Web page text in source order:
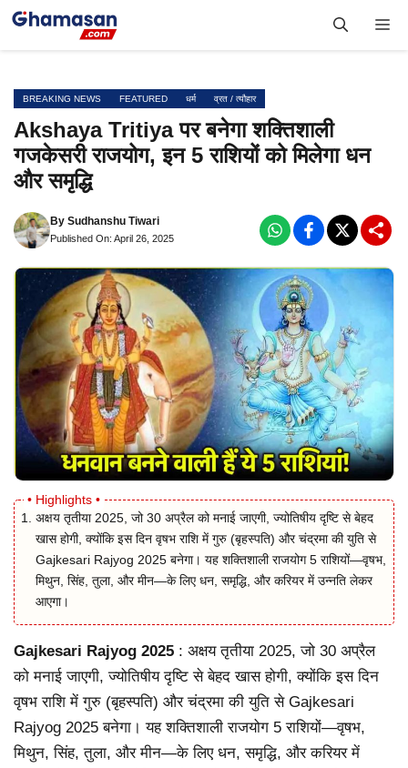
Skip
BREAKING NEWS FEATURED धर्म व्रत / त्यौहार
Akshaya Tritiya पर बनेगा शक्तिशाली
गजकेसरी राजयोग, इन 5 राशियों को मिलेगा धन
और समृद्धि
By Sudhanshu Tiwari
Published On: April 26, 2025
अक्षय तृतीया 2025, जो 30 अप्रैल को मनाई जाएगी, ज्योतिषीय दृष्टि से बेहद
खास होगी, क्योंकि इस दिन वृषभ राशि में गुरु (बृहस्पति) और चंद्रमा की युति से
Gajkesari Rajyog 2025 बनेगा। यह शक्तिशाली राजयोग 5 राशियों—वृषभ,
मिथुन, सिंह, तुला, और मीन—के लिए धन, समृद्धि, और करियर में उन्नति लेकर
आएगा।
Gajkesari Rajyog 2025 : अक्षय तृतीया 2025, जो 30 अप्रैल
को मनाई जाएगी, ज्योतिषीय दृष्टि से बेहद खास होगी, क्योंकि इस दिन
वृषभ राशि में गुरु (बृहस्पति) और चंद्रमा की युति से Gajkesari
Rajyog 2025 बनेगा। यह शक्तिशाली राजयोग 5 राशियों—वृषभ,
मिथुन, सिंह, तुला, और मीन—के लिए धन, समृद्धि, और करियर में